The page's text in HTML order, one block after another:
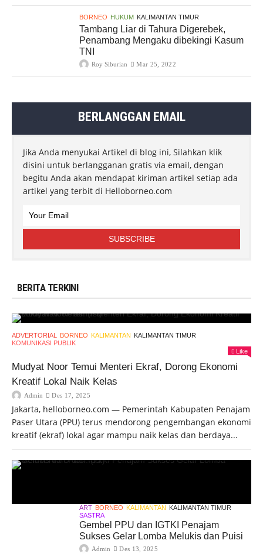
BORNEO HUKUM KALIMANTAN TIMUR
Tambang Liar di Tahura Digerebek,
Penambang Mengaku dibekingi Kasum
TNI
Roy Siburian Mar 25, 2022
BERLANGGAN EMAIL
Jika Anda menyukai Artikel di blog ini, Silahkan klik
disini untuk berlangganan gratis via email, dengan
begitu Anda akan mendapat kiriman artikel setiap ada
artikel yang terbit di Helloborneo.com
BERITA TERKINI
ADVERTORIAL BORNEO KALIMANTAN KALIMANTAN TIMUR
KOMUNIKASI PUBLIK
Like
Mudyat Noor Temui Menteri Ekraf, Dorong Ekonomi
Kreatif Lokal Naik Kelas
Admin Des 17, 2025
Jakarta, helloborneo.com — Pemerintah Kabupaten Penajam
Paser Utara (PPU) terus mendorong pengembangan ekonomi
kreatif (ekraf) lokal agar mampu naik kelas dan berdaya...
ART BORNEO KALIMANTAN KALIMANTAN TIMUR
SASTRA
Gembel PPU dan IGTKI Penajam
Sukses Gelar Lomba Melukis dan Puisi
Admin Des 13, 2025